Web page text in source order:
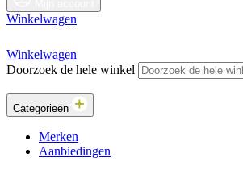
Winkelwagen
Winkelwagen
Doorzoek de hele winkel
Categorieën
Merken
Aanbiedingen